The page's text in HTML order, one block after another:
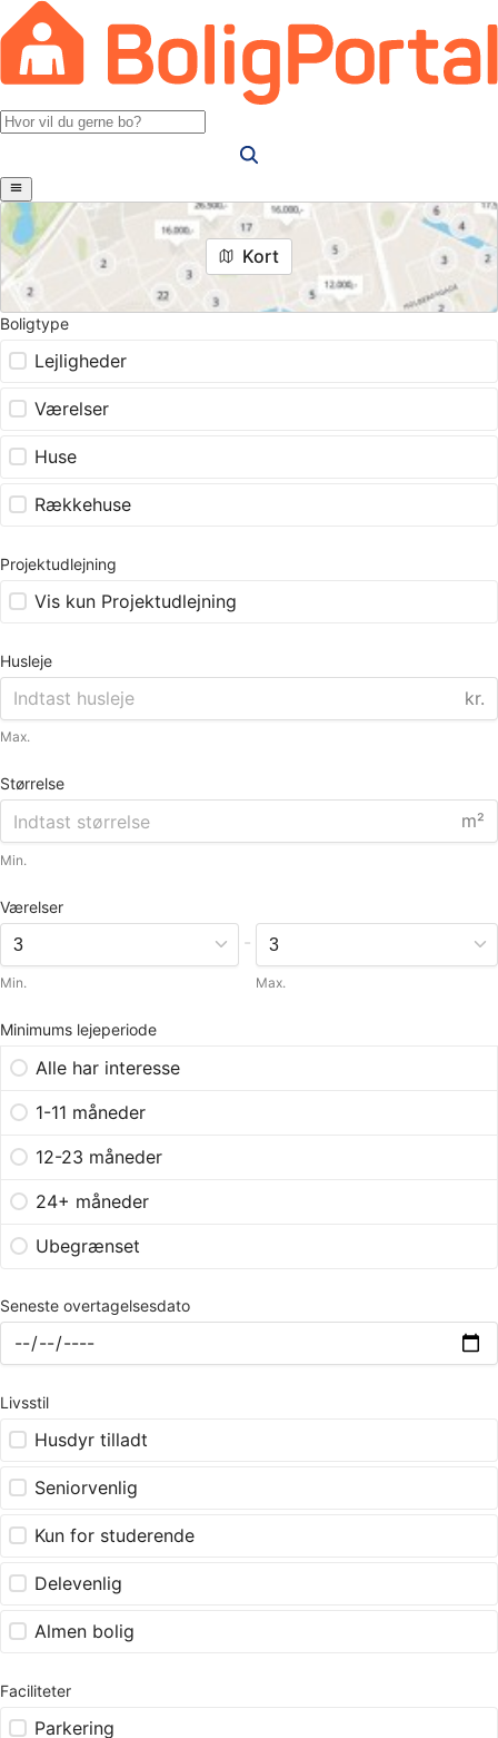
Kort
Boligtype
Lejligheder
Værelser
Huse
Rækkehuse
Projektudlejning
Vis kun Projektudlejning
Husleje
kr.
Max.
Størrelse
m²
Min.
Værelser
Min.
-
Max.
Minimums lejeperiode
Alle har interesse
1-11 måneder
12-23 måneder
24+ måneder
Ubegrænset
Seneste overtagelsesdato
Livsstil
Husdyr tilladt
Seniorvenlig
Kun for studerende
Delevenlig
Almen bolig
Faciliteter
Parkering